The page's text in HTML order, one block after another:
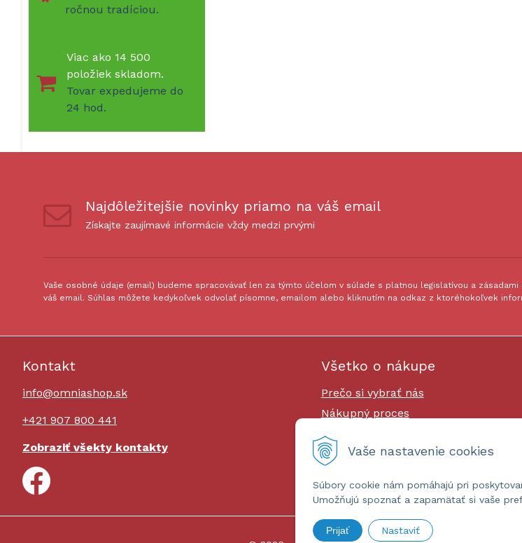
Vaše nastavenie cookies
Súbory cookie nám pomáhajú pri
Umožňujú spoznať a zapamätať si vaše
Prijať Nastaviť
ročnou tradíciou.
Viac ako 14 500
položiek skladom.
Tovar expedujeme do
24 hod.
Najdôležitejšie novinky priamo na váš email
Získajte zaujímavé informácie vždy medzi prvými
Vaše osobné údaje (email) budeme spracovávať len za týmto účelom v súlade s platnou legislatívou a
váš email. Súhlas môžete kedykoľvek odvolať písomne, emailom alebo kliknutím na odkaz z ktoréhokoľvek
Kontakt
info@omniashop.sk
+421 907 800 441
Zobraziť všekty kontakty
Všetko o nákupe
Prečo si vybrať nás
Nákupný proces
Platby a doprava
Reklamačný poriadok